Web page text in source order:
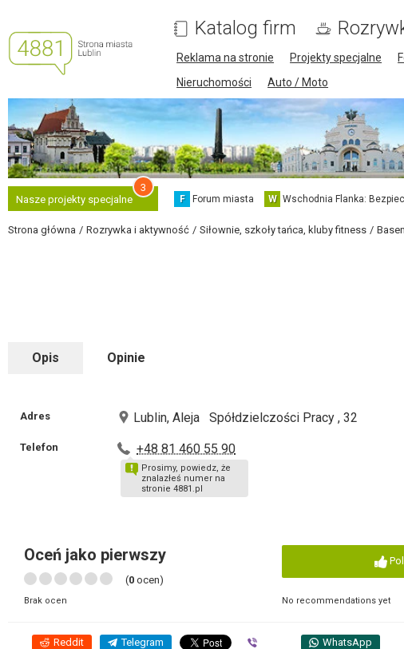
Katalog firm
Reklama na stronie Projekty specjalne
Nieruchomości
Auto / Moto
Nasze projekty specjalne
3
F Forum miasta W Wschodnia Flanka:
Strona główna Rozrywka i aktywność Siłownie, szkoły tańca, kluby fitness
Opis Opinie
Adres Lublin, Aleja Spółdzielczości Pracy , 32
Telefon +48 81 460 55 90
Prosimy, powiedz, że
znalazłeś numer na
stronie 4881.pl
Oceń jako pierwszy
(0 ocen)
Brak ocen No recommendations yet
Reddit Telegram WhatsApp